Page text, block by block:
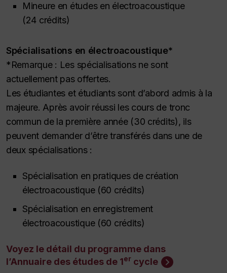
Mineure en études en électroacoustique
(24 crédits)
Spécialisations en électroacoustique*
*Remarque : Les spécialisations ne sont
actuellement pas offertes.
Les étudiantes et étudiants sont d’abord admis à la
majeure. Après avoir réussi les cours de tronc
commun de la première année (30 crédits), ils
peuvent demander d’être transférés dans une de
deux spécialisations :
Spécialisation en pratiques de création
électroacoustique (60 crédits)
Spécialisation en enregistrement
électroacoustique (60 crédits)
Voyez le détail du programme dans
l’Annuaire des études de 1er cycle